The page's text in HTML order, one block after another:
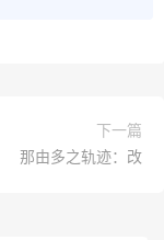
下一篇
那由多之轨迹：改